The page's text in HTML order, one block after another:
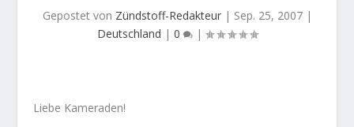
Gepostet von Zündstoff-Redakteur| Sep. 25, 2007|
Deutschland | 0 |
Liebe Kameraden!